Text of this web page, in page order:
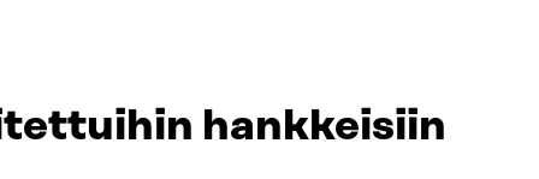
hankkeisiin